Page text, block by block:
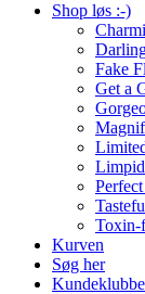
Shop løs :-)
Fake
Get a
Toxin-
Kurven
Søg her